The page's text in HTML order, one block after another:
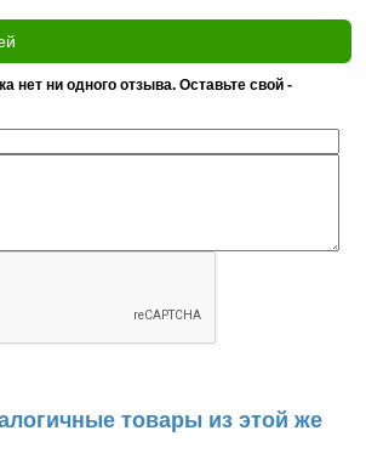
нет ни одного отзыва. Оставьте свой -
товары из этой же